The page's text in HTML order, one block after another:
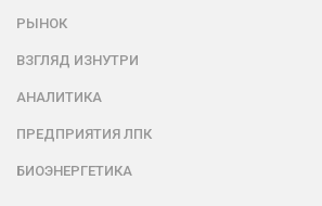
РЫНОК
ВЗГЛЯД ИЗНУТРИ
АНАЛИТИКА
ПРЕДПРИЯТИЯ ЛПК
БИОЭНЕРГЕТИКА